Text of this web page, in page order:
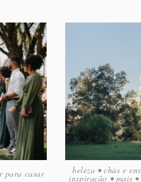
para casar beleza • chás e
inspiração • mais •